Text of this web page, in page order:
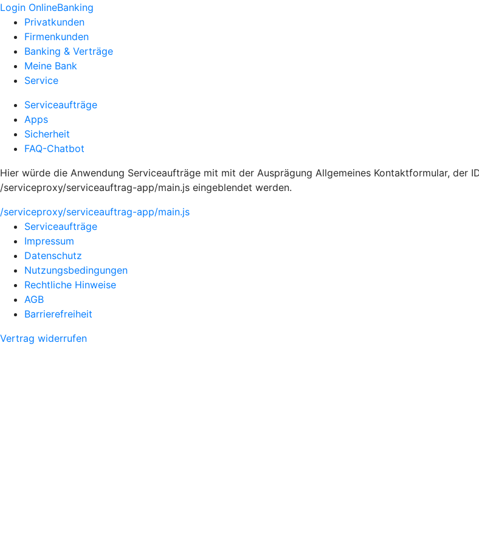
Login OnlineBanking
Privatkunden
Firmenkunden
Banking & Verträge
Meine Bank
Service
Serviceaufträge
Apps
Sicherheit
FAQ-Chatbot
Hier würde die Anwendung Serviceaufträge mit mit der Ausprägung Allgemeines Kontaktformular, der
/serviceproxy/serviceauftrag-app/main.js eingeblendet werden.
/serviceproxy/serviceauftrag-app/main.js
Serviceaufträge
Impressum
Datenschutz
Nutzungsbedingungen
Rechtliche Hinweise
AGB
Barrierefreiheit
Vertrag widerrufen